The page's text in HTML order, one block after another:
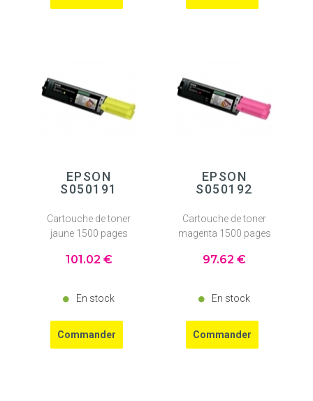
EPSON
S050191
Cartouche de toner
jaune 1500 pages
101.02 €
En stock
EPSON
S050192
Cartouche de toner
magenta 1500 pages
97.62 €
En stock